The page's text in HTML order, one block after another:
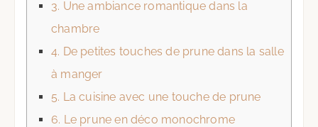
3. Une ambiance romantique dans la
chambre
4. De petites touches de prune dans la salle
à manger
5. La cuisine avec une touche de prune
6. Le prune en déco monochrome